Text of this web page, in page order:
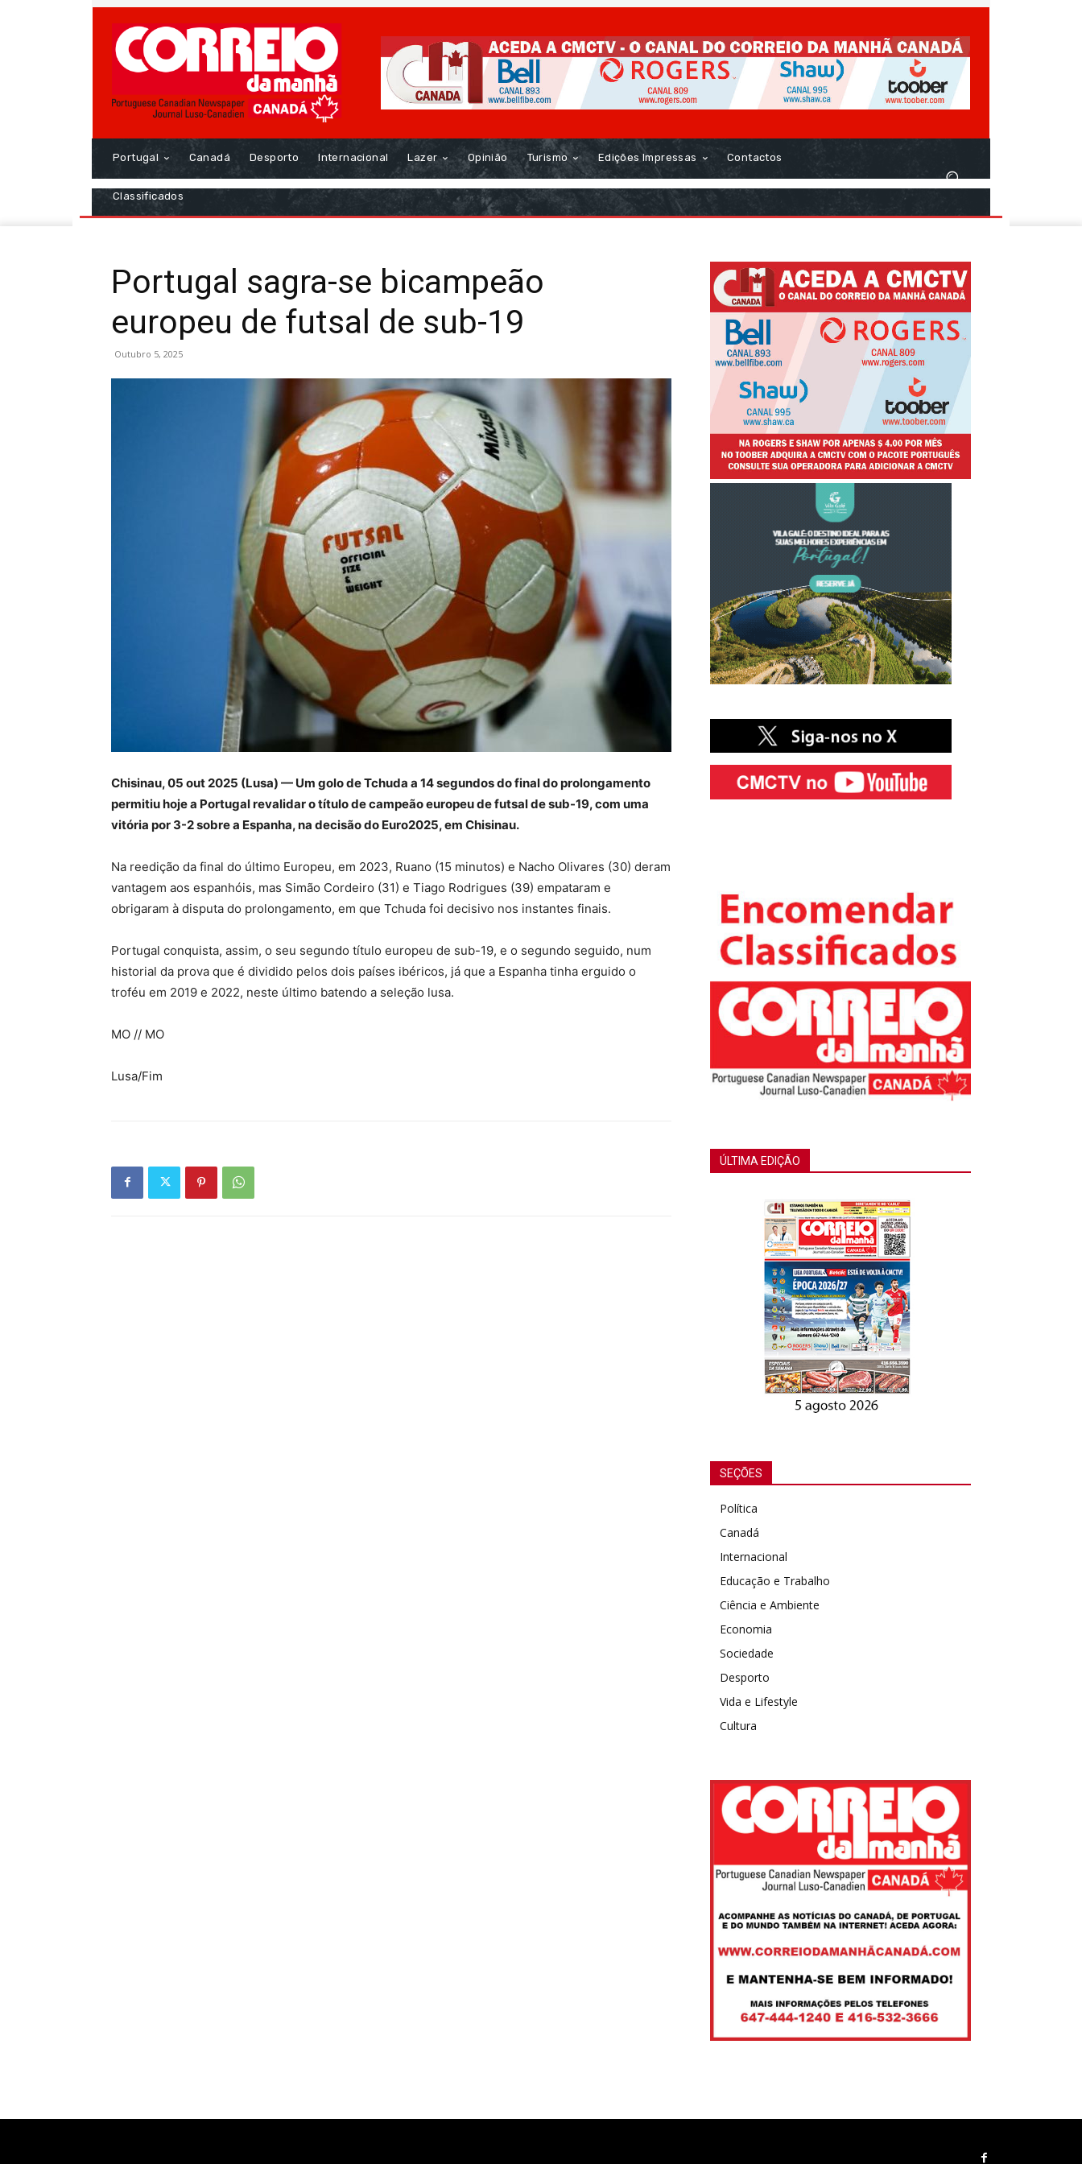
Portugal Canadá Desporto Internacional Lazer Opinião Turismo Edições Impressas Contactos
Classificados
Portugal sagra-se bicampeão
europeu de futsal de sub-19
Outubro 5, 2025
Chisinau, 05 out 2025 (Lusa) — Um golo de Tchuda a 14 segundos do final do prolongamento
permitiu hoje a Portugal revalidar o título de campeão europeu de futsal de sub-19, com uma
vitória por 3-2 sobre a Espanha, na decisão do Euro2025, em Chisinau.
Na reedição da final do último Europeu, em 2023, Ruano (15 minutos) e Nacho Olivares (30) deram
vantagem aos espanhóis, mas Simão Cordeiro (31) e Tiago Rodrigues (39) empataram e
obrigaram à disputa do prolongamento, em que Tchuda foi decisivo nos instantes finais.
Portugal conquista, assim, o seu segundo título europeu de sub-19, e o segundo seguido, num
historial da prova que é dividido pelos dois países ibéricos, já que a Espanha tinha erguido o
troféu em 2019 e 2022, neste último batendo a seleção lusa.
MO // MO
Lusa/Fim
ÚLTIMA EDIÇÃO
SEÇÕES
Política
Canadá
Internacional
Educação e Trabalho
Ciência e Ambiente
Economia
Sociedade
Desporto
Vida e Lifestyle
Cultura